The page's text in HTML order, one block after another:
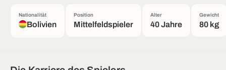
Nationalität
Bolivien
Position
Mittelfeldspieler
Alter
40 Jahre
Gewicht
80 kg